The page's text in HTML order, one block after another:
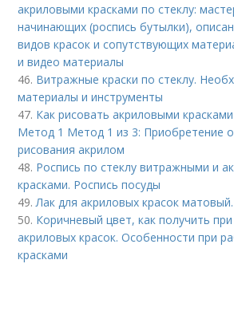
акриловыми красками по стеклу:
начинающих (роспись бутылки),
видов красок и сопутствующих
и видео материалы
46. Витражные краски по стеклу.
материалы и инструменты
47. Как рисовать акриловыми
Метод 1 Метод 1 из 3: Приобретение
рисования акрилом
48. Роспись по стеклу витражными и
красками. Роспись посуды
49. Лак для акриловых красок
50. Коричневый цвет, как получить
акриловых красок. Особенности при
красками